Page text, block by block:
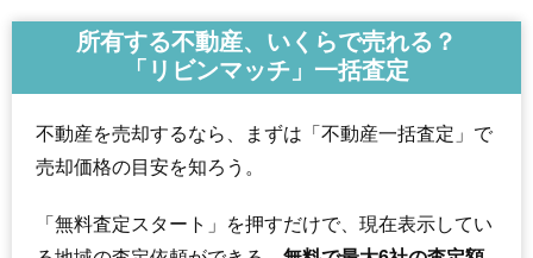
所有する不動産、いくらで売れる？
「リビンマッチ」一括査定
不動産を売却するなら、まずは「不動産一括査定」で
売却価格の目安を知ろう。
「無料査定スタート」を押すだけで、現在表示してい